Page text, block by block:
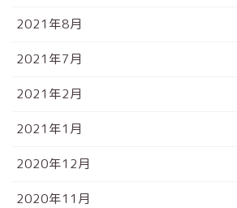
2021年8月
2021年7月
2021年2月
2021年1月
2020年12月
2020年11月